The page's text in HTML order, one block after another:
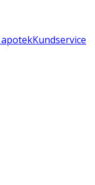
Kundservice